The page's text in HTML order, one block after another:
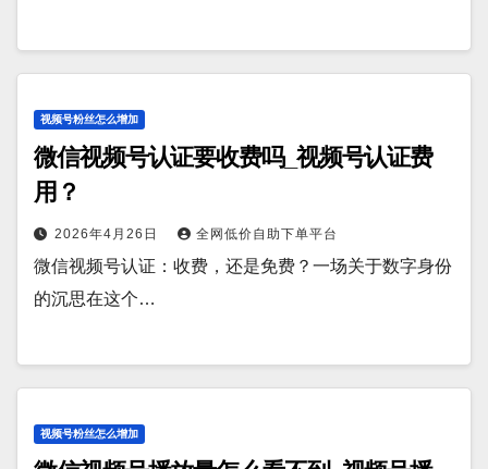
视频号粉丝怎么增加
微信视频号认证要收费吗_视频号认证费
用？
2026年4月26日 全网低价自助下单平台
微信视频号认证：收费，还是免费？一场关于数字身份
的沉思在这个…
视频号粉丝怎么增加